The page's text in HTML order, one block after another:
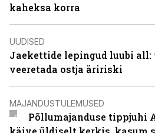
kaheksa korra
UUDISED
Jaekettide lepingud luubi
veeretada ostja äririski
MAJANDUSTULEMUSED
Põllumajanduse tippjuhi